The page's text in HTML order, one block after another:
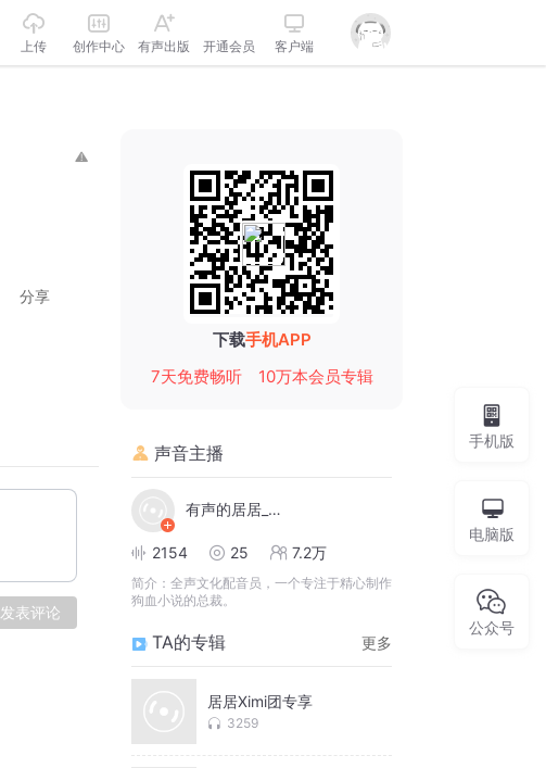
上传 创作中心 有声出版 开通会员 客户端
分享
发表评论
下载手机APP
7天免费畅听
10万本会员专辑
声音主播
有声的居居_全声文化
2154 25 7.2万
简介： 全声文化配音员，一个专注于精心制作
狗血小说的总裁。
TA的专辑 更多
居居Ximi团专享
3259
手机版
电脑版
公众号